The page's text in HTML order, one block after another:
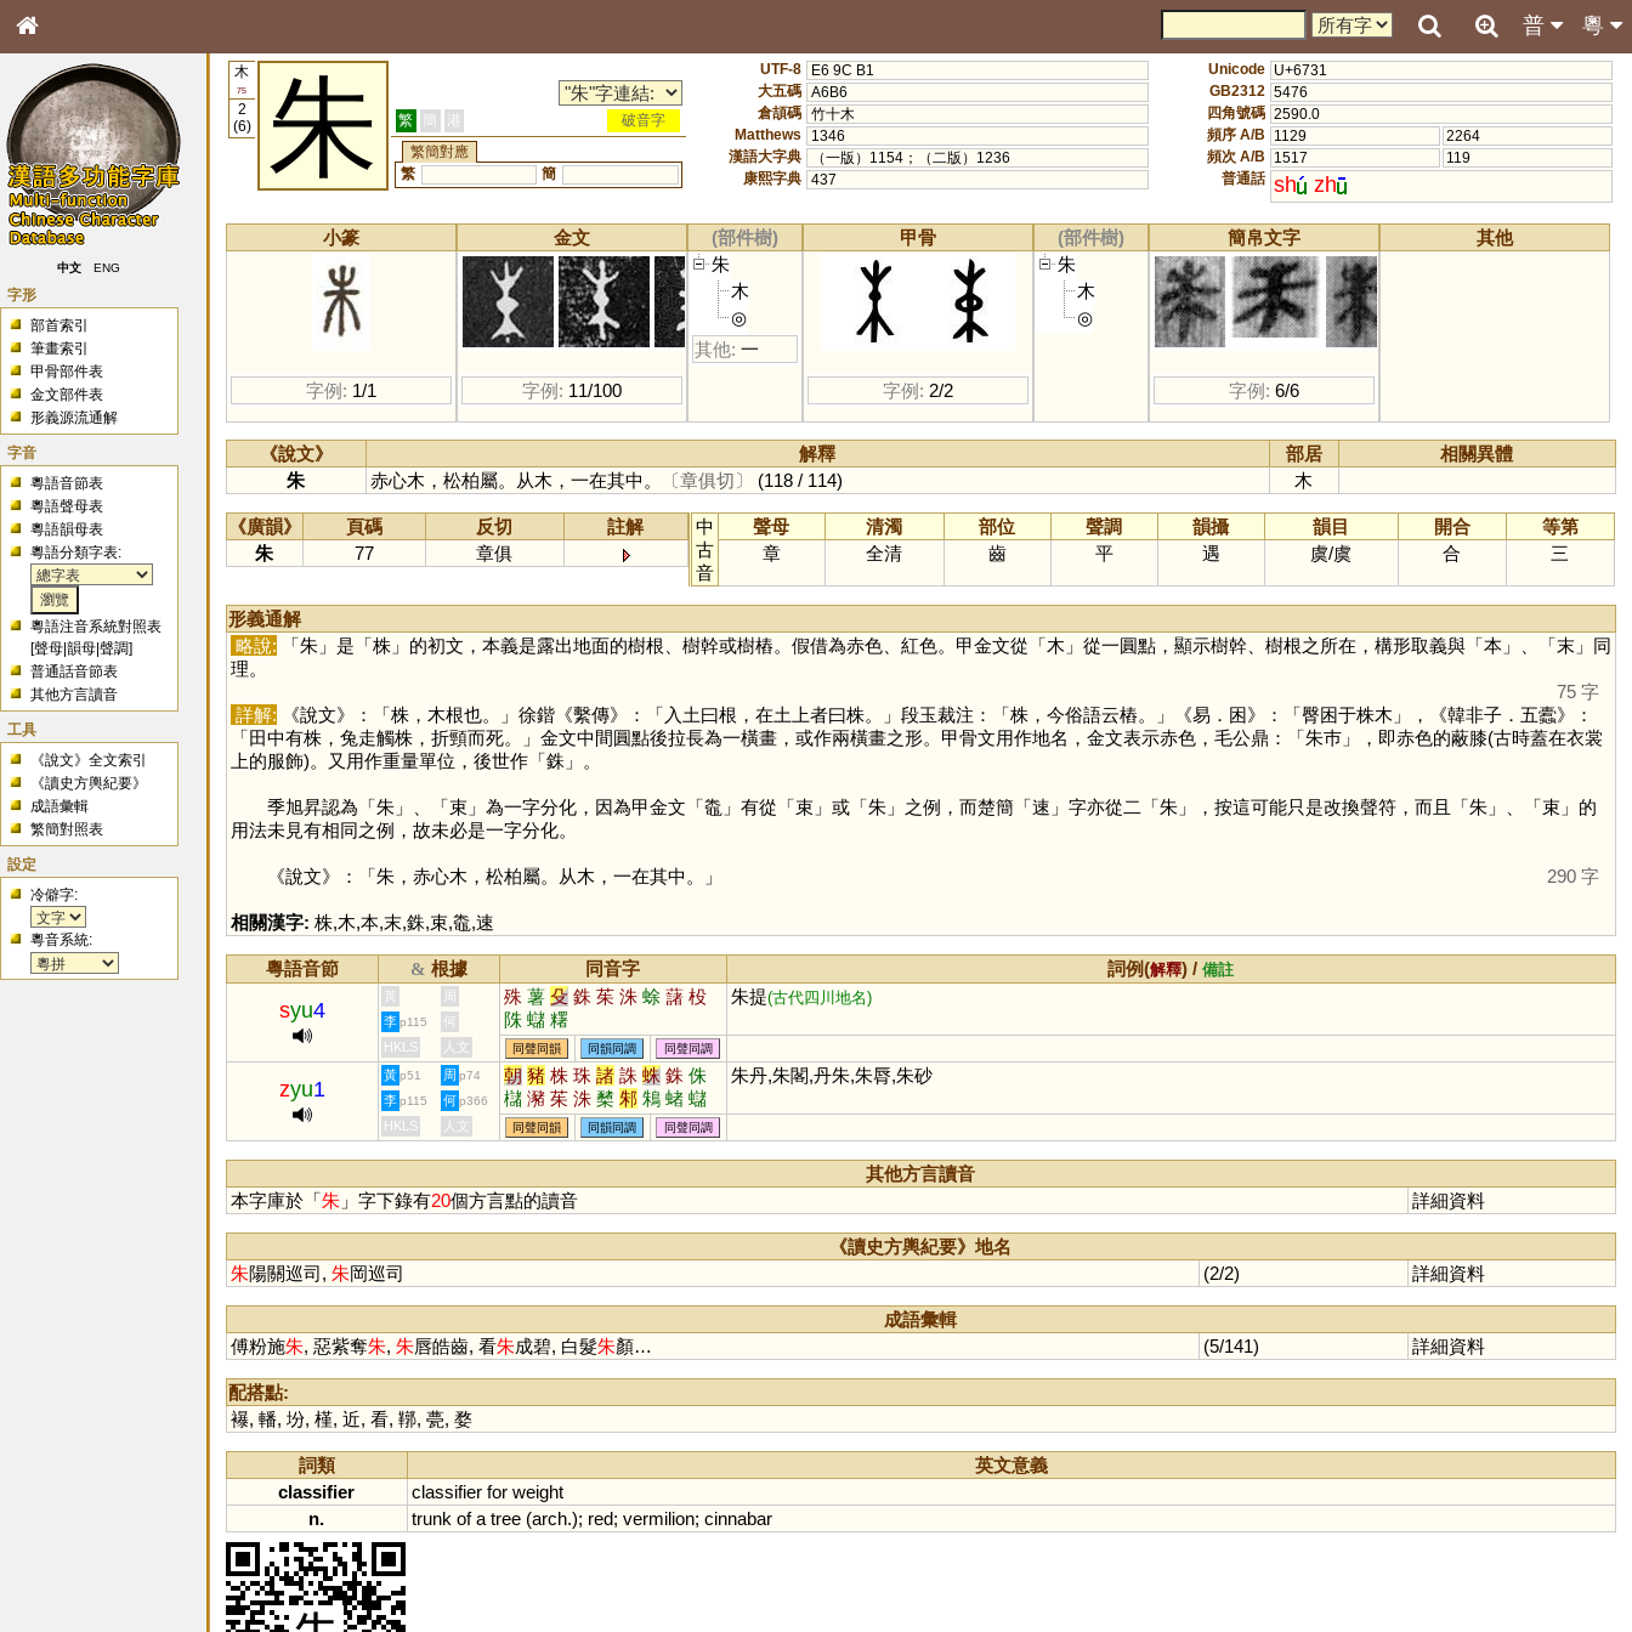
粵
普
中文 ENG
字形
部首索引
筆畫索引
甲骨部件表
金文部件表
形義源流通解
字音
粵語音節表
粵語聲母表
粵語韻母表
粵語分類字表:
粵語注音系統對照表
[聲母 |韻母 |聲調]
普通話音節表
其他方言讀音
工具
《說文》全文索引
《讀史方輿紀要》
成語彙輯
繁簡對照表
設定
冷僻字:
粵音系統:
木
75
2
(6)
朱 繁 簡 港
破音字
繁簡對應
繁
簡
UTF-8
E6 9C B1
大五碼 A6B6
倉頡碼 竹十木
Matthews
1346
漢語大字典
（一版）1154；（二版）1236
康熙字典 437
Unicode U+6731
GB2312 5476
四角號碼 2590.0
頻序 A/B
1129
2264
頻次 A/B
1517
119
普通話 sh zh
小篆
字例: 1/1
金文
字例: 11/100
(部件樹)
朱
木
◎
其他: 一
甲骨
字例: 2/2
(部件樹)
朱
木
◎
簡帛文字
字例: 6/6
其他
《說文》 解釋 部居
相關異體
朱
赤心木，松柏屬。从木，一在其中。 〔章俱切〕 (118 / 114) 木
《廣韻》 頁碼 反切
註解
朱
77 章俱
中
古
音
聲母 清濁 部位 聲調 韻攝 韻目 開合
等第
章
全清 齒 平 遇 虞/虞 合 三
形義通解
略說: 「朱」是「株」的初文，本義是露出地面的樹根、樹幹或樹樁。假借為赤色、紅色。甲金文從「木」從一圓點，顯示樹幹、樹根之所在，構形取義與「本」、「末」同
理。
75 字
詳解: 《說文》：「株，木根也。」徐鍇《繫傳》：「入土曰根，在土上者曰株。」段玉裁注：「株，今俗語云樁。」《易．困》：「臀困于株木」，《韓非子．五蠹》：
「田中有株，兔走觸株，折頸而死。」金文中間圓點後拉長為一橫畫，或作兩橫畫之形。甲骨文用作地名，金文表示赤色，毛公鼎：「朱巿」，即赤色的蔽膝(古時蓋在衣裳
上的服飾)。又用作重量單位，後世作「銖」。
季旭昇認為「朱」、「束 」為一字分化，因為甲金文「鼄」有從「束 」或「朱」之例，而楚簡「速 」字亦從二「朱」，按這可能只是改換聲符，而且「朱」、「束 」的
用法未見有相同之例，故未必是一字分化。
《說文》：「朱，赤心木，松柏屬。从木，一在其中。」 290 字
相關漢字: 株,木,本,末,銖,束,鼄,速
粵語音節 & 根據 同音字 詞例(解釋) /備註
syu4
黃 周 殊 薯 殳 銖 茱 洙 蜍 藷 杸
陎 蠩 糬
朱提(古代四川地名)
李 p115
何
HKLS
人文 同聲同韻 同韻同調 同聲同調
zyu1
黃 p51 周 p74 朝 豬 株 珠 諸 誅 蛛 銖 侏
櫧 瀦 茱 洙 櫫 邾 鴸 蝫 蠩
硃 絑 鮢 跦 藷 姝 藸 趎 袾
朱丹,朱閣,丹朱,朱脣,朱砂
李 p115 何 p366
HKLS 人文 同聲同韻 同韻同調 同聲同調
其他方言讀音
本字庫於「朱」字下錄有20個方言點的讀音 詳細資料
《讀史方輿紀要》地名
朱陽關巡司, 朱岡巡司 (2/2) 詳細資料
成語彙輯
傅粉施朱, 惡紫奪朱, 朱唇皓齒, 看朱成碧, 白髮朱顏… (5/141) 詳細資料
配搭點:
襮, 轓, 坋, 槿, 近, 看, 鞹, 甍, 婺
詞類
英文意義
classifier
classifier for weight
n.
trunk of a tree(arch.); red; vermilion; cinnabar